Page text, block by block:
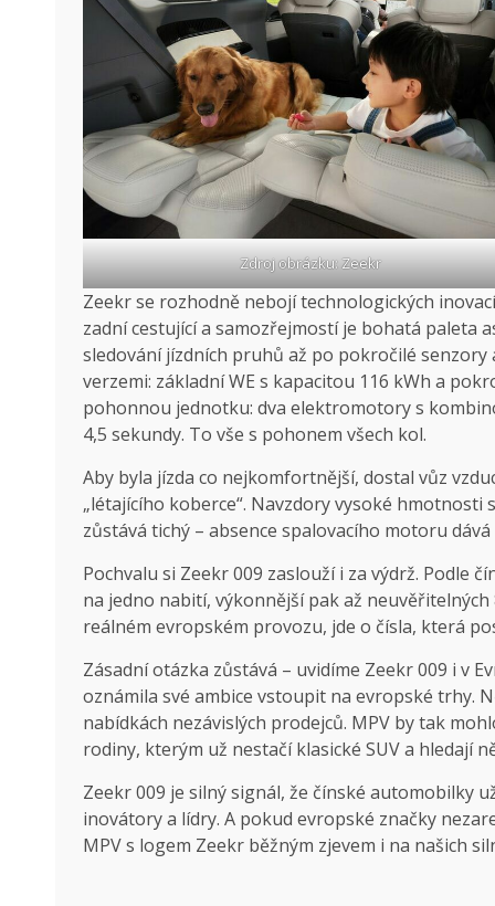
Zdroj obrázku: Zeekr
Zeekr se rozhodně nebojí technologických
zadní cestující a samozřejmostí je bohatá paleta
sledování jízdních pruhů až po pokročilé
verzemi: základní WE s kapacitou 116 kWh a
pohonnou jednotku: dva elektromotory s
4,5 sekundy. To vše s pohonem všech kol.
Aby byla jízda co nejkomfortnější, dostal vůz
„létajícího koberce“. Navzdory vysoké
zůstává tichý – absence spalovacího motoru
Pochvalu si Zeekr 009 zaslouží i za výdrž. Podle
na jedno nabití, výkonnější pak až
reálném evropském provozu, jde o čísla, která
Zásadní otázka zůstává – uvidíme Zeekr 009 i v
oznámila své ambice vstoupit na evropské trhy.
nabídkách nezávislých prodejců. MPV by tak
rodiny, kterým už nestačí klasické SUV a hledají
Zeekr 009 je silný signál, že čínské automobilky
inovátory a lídry. A pokud evropské značky
MPV s logem Zeekr běžným zjevem i na našich